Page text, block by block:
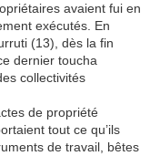
avaient fui en
exécutés. En
(13), dès la fin
dernier toucha
collectivités
de propriété
tout ce qu’ils
de travail, bêtes